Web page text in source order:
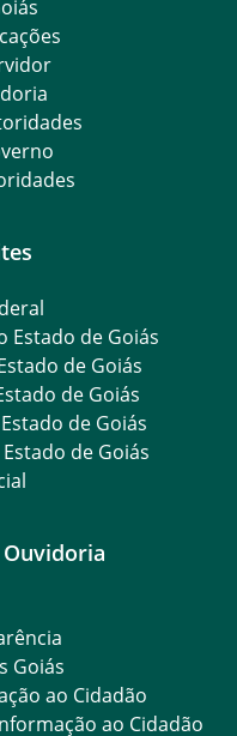
Estado de Goiás
de Goiás
de Goiás
de Goiás
de Goiás
Goiás
ao Cidadão
ao Cidadão